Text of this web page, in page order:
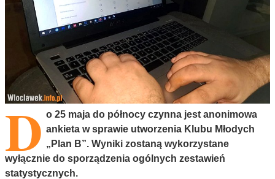
D o 25 maja do północy czynna jest anonimowa
ankieta w sprawie utworzenia Klubu Młodych
„Plan B”. Wyniki zostaną wykorzystane
wyłącznie do sporządzenia ogólnych zestawień
statystycznych.